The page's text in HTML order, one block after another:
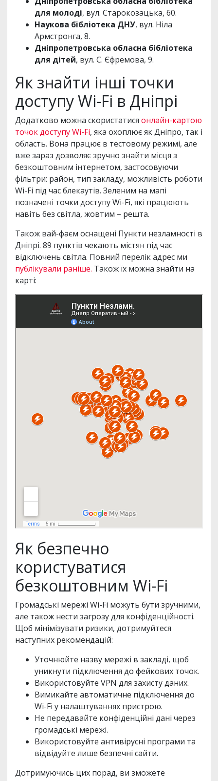
для молоді, вул. Старокозацька, 60.
Наукова бібліотека ДНУ, вул. Ніла
Армстронга, 8.
Дніпропетровська обласна бібліотека
для дітей, вул. С. Єфремова, 9.
Як знайти інші точки
доступу Wi-Fi в Дніпрі
Додатково можна скористатися онлайн-картою
точок доступу Wi-Fi, яка охоплює як Дніпро, так і
область. Вона працює в тестовому режимі, але
вже зараз дозволяє зручно знайти місця з
безкоштовним інтернетом, застосовуючи
фільтри: район, тип закладу, можливість роботи
Wi-Fi під час блекаутів. Зеленим на мапі
позначені точки доступу Wi-Fi, які працюють
навіть без світла, жовтим – решта.
Також вай-фаєм оснащені Пункти незламності в
Дніпрі. 89 пунктів чекають містян під час
відключень світла. Повний перелік адрес ми
публікували раніше. Також їх можна знайти на
карті:
Як безпечно
користуватися
безкоштовним Wi-Fi
Громадські мережі Wi-Fi можуть бути зручними,
але також нести загрозу для конфіденційності.
Щоб мінімізувати ризики, дотримуйтеся
наступних рекомендацій:
Уточнюйте назву мережі в закладі, щоб
уникнути підключення до фейкових точок.
Використовуйте VPN для захисту даних.
Вимикайте автоматичне підключення до
Wi-Fi у налаштуваннях пристрою.
Не передавайте конфіденційні дані через
громадські мережі.
Використовуйте антивірусні програми та
відвідуйте лише безпечні сайти.
Дотримуючись цих порад, ви зможете